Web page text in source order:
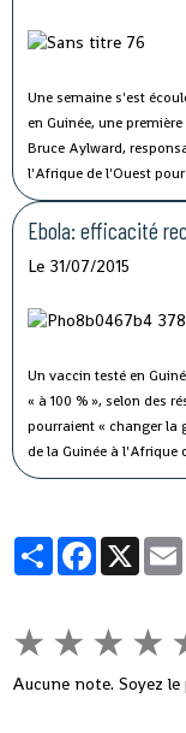
Une semaine s'est
en Guinée, une
Bruce Aylward,
l'Afrique de l'Ouest
Ebola: efficacité
Le 31/07/2015
Un vaccin testé en
« à 100 % », selon des
pourraient « changer la
de la Guinée à l'Afrique
Sakoba Keita,
PartagerFacebook
X
★ ★ ★ ★
Aucune note. Soyez